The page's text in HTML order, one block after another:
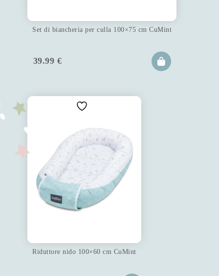
Set di biancheria per culla 100×75 cm CuMint
39.99 €
Riduttore nido 100×60 cm CuMint